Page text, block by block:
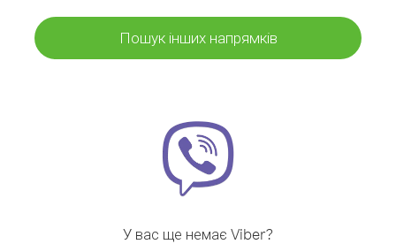
Пошук інших напрямків
У вас ще немає Viber?